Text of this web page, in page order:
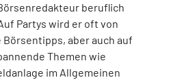
beruflich
Partys wird er oft von
aber auch auf
Themen wie
im Allgemeinen